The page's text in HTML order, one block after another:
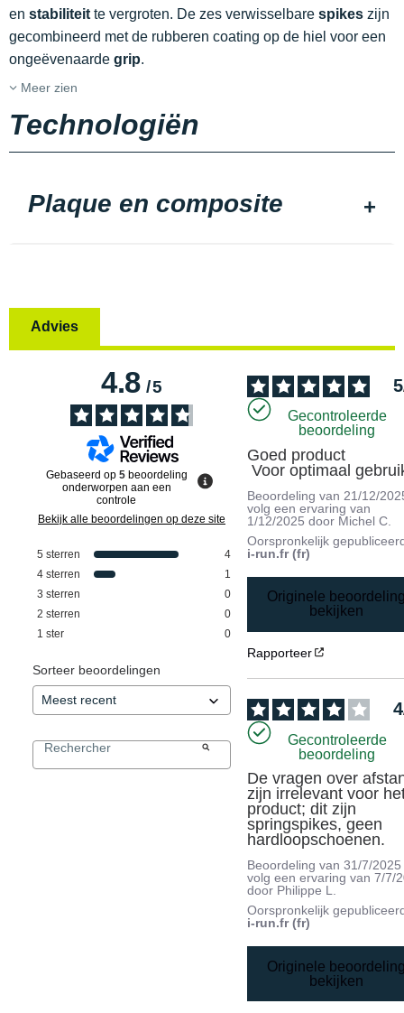
en stabiliteit te vergroten. De zes verwisselbare spikes zijn
gecombineerd met de rubberen coating op de hiel voor een
ongeëvenaarde grip.
Meer zien
Technologiën
Plaque en composite
Advies
4.8/5
Gebaseerd op 5 beoordeling
onderworpen aan een
controle
Bekijk alle beoordelingen op deze site
5 sterren
4
4 sterren
1
3 sterren
0
2 sterren
0
1 ster 0
Sorteer beoordelingen
5
Gecontroleerde
beoordeling
Goed product
Voor optimaal
Beoordeling van 21/12/
volg een ervaring van
1/12/2025 door Michel C.
Oorspronkelijk
i-run.fr (fr)
Originele
bekijken
Rapporteer
4
Gecontroleerde
beoordeling
De vragen over
zijn irrelevant voor
product; dit zijn
springspikes, geen
hardloopschoenen.
Beoordeling van31/7/2025
volg een ervaring van7/7/
door Philippe L.
Oorspronkelijk
i-run.fr (fr)
Originele
bekijken